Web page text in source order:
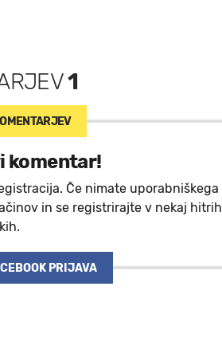
1
komentar!
Če nimate uporabniškega
in se registrirajte v nekaj hitrih
PRIJAVA